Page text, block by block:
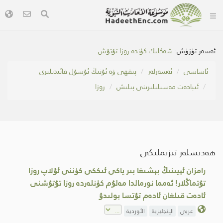
ئەسەر تۈزۈش: شەكلىك كۈندە روزا تۇتۇش
ئاساسى
ئەسەرلەر
پىقھى ۋە ئۇنىڭ ئۇسۇل قائىدىلىرى
ئىبادەت مەسىلىلىرىنى بىلىش
روزا
ھەدىسلەر تىزىملىكى
رامزان ئېيىنىڭ بېشىغا بىر ياكى ئىككى كۈننى ئۇلاپ روزا
تۇتماڭلار! ئەمما نورمالدا مەلۇم كۈنلەردە روزا تۇتۇشنى
ئادەت قىلغان ئادەم تۇتسا بولىدۇ
عربي الإنجليزية الأوردية